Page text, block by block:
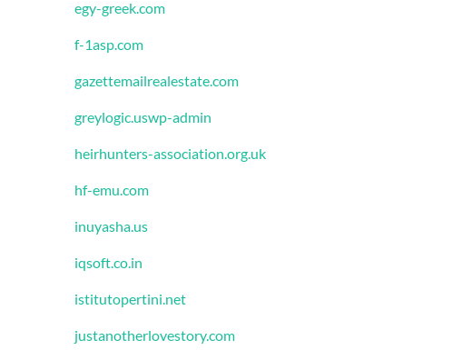
egy-greek.com
f-1asp.com
gazettemailrealestate.com
greylogic.uswp-admin
heirhunters-association.org.uk
hf-emu.com
inuyasha.us
iqsoft.co.in
istitutopertini.net
justanotherlovestory.com